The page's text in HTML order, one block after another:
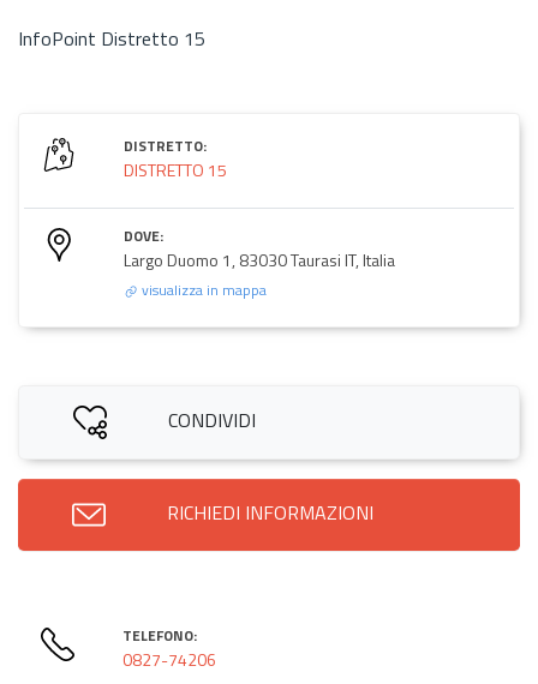
InfoPoint Distretto 15
DISTRETTO:
DISTRETTO 15
DOVE:
Largo Duomo 1, 83030 Taurasi IT, Italia
visualizza in mappa
CONDIVIDI
RICHIEDI INFORMAZIONI
TELEFONO:
0827-74206